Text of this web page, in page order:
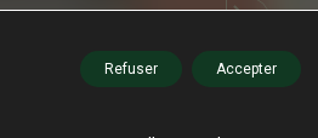
Accepter
Refuser